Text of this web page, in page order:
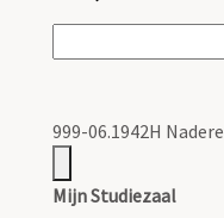
999-06.1942H
Mijn Studiezaal